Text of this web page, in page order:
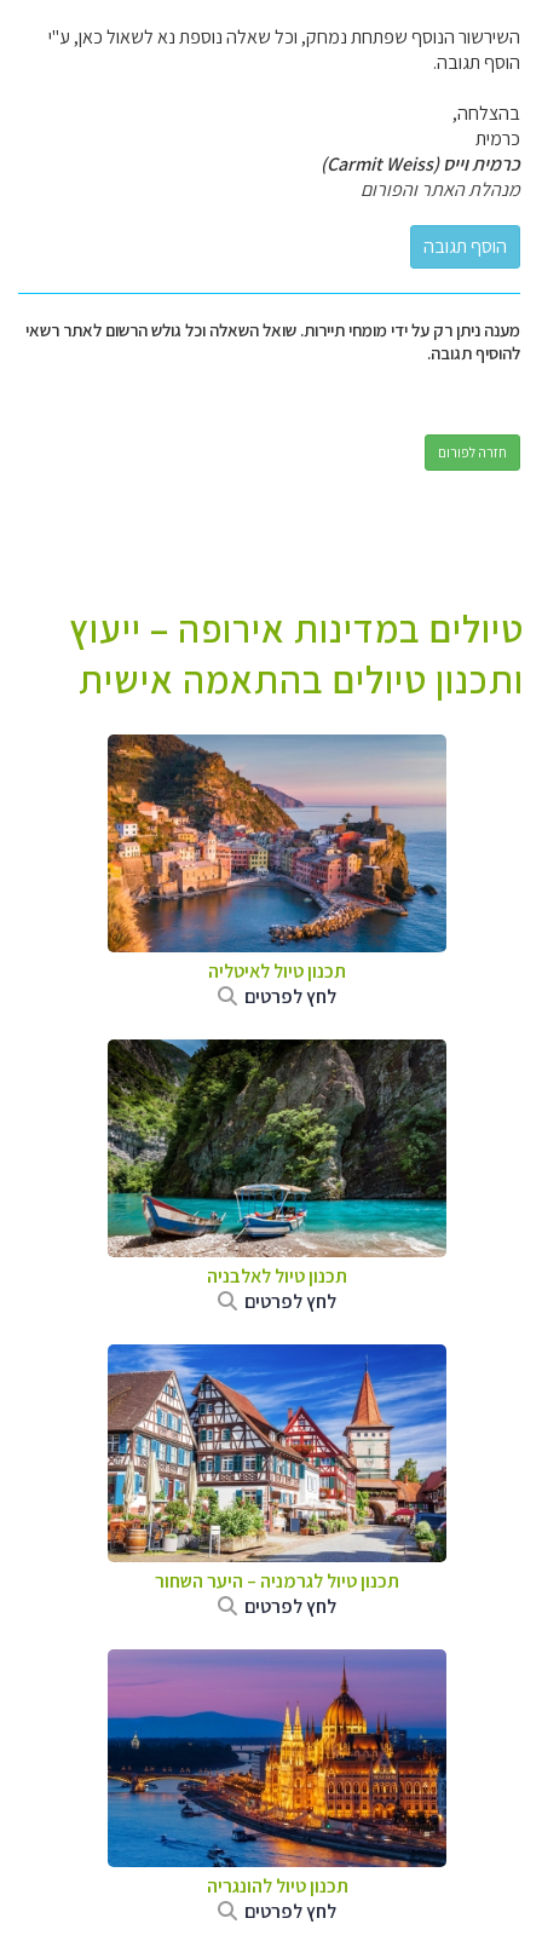
השירשור הנוסף שפתחת נמחק, וכל שאלה נוספת נא לשאול כאן, ע"י
הוסף תגובה.
בהצלחה,
כרמית
כרמית וייס (Carmit Weiss)
מנהלת האתר והפורום
מענה ניתן רק על ידי מומחי תיירות. שואל השאלה וכל גולש הרשום לאתר רשאי
להוסיף תגובה.
חזרה לפורום
טיולים במדינות אירופה – ייעוץ
ותכנון טיולים בהתאמה אישית
תכנון טיול לאיטליה
לחץ לפרטים
תכנון טיול לאלבניה
לחץ לפרטים
תכנון טיול לגרמניה – היער השחור
לחץ לפרטים
תכנון טיול להונגריה
לחץ לפרטים